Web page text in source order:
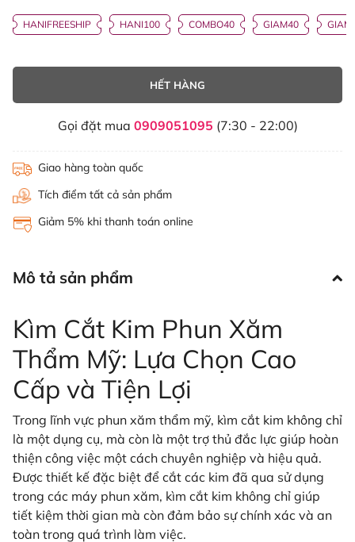
HANIFREESHIP HANI100 COMBO40 GIAM40
HẾT HÀNG
Gọi đặt mua 0909051095 (7:30 - 22:00)
Giao hàng toàn quốc
Tích điểm tất cả sản phẩm
Giảm 5% khi thanh toán online
Mô tả sản phẩm
Kìm Cắt Kim Phun Xăm
Thẩm Mỹ: Lựa Chọn Cao
Cấp và Tiện Lợi
Trong lĩnh vực phun xăm thẩm mỹ, kìm cắt kim không chỉ
là một dụng cụ, mà còn là một trợ thủ đắc lực giúp hoàn
thiện công việc một cách chuyên nghiệp và hiệu quả.
Được thiết kế đặc biệt để cắt các kim đã qua sử dụng
trong các máy phun xăm, kìm cắt kim không chỉ giúp
tiết kiệm thời gian mà còn đảm bảo sự chính xác và an
toàn trong quá trình làm việc.